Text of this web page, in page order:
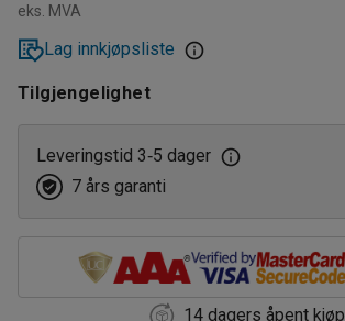
eks. MVA
Lag innkjøpsliste
Tilgjengelighet
Leveringstid 3‑5 dager
7 års garanti
14 dagers åpent kjøp